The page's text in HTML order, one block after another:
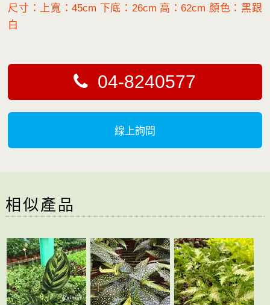
尺寸：上寬：45cm 下底：26cm 高：62cm 顏色：黑跟
白
04-8240577
線上詢問
相似產品